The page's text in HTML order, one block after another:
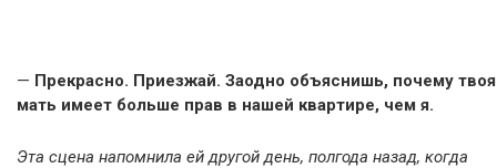
— Прекрасно. Приезжай. Заодно объяснишь, почему твоя
мать имеет больше прав в нашей квартире, чем я.
Эта сцена напомнила ей другой день, полгода назад, когда